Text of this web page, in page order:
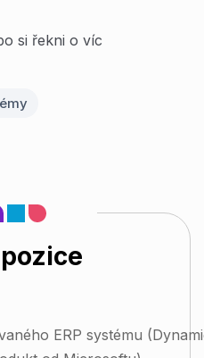
si řekni o víc
ERP systému